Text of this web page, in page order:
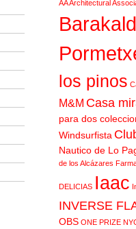
AA Architectural
los pinos
M&M Casa
para dos
Windsurfista
Nautico de Lo
de los Alcázares
DELICIAS Iaac
INVERSE
OBS ONE PRIZE